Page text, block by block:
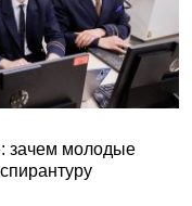
зачем молодые